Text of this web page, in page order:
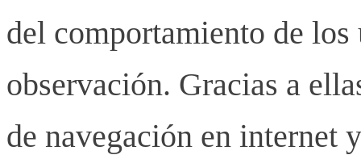
del comportamiento de los
observación. Gracias a
de navegación en internet